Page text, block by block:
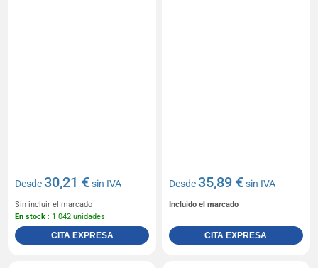
Desde30,21 €sin IVA
Sin incluir el marcado
En stock : 1 042 unidades
CITA EXPRESA
Desde35,89 €sin IVA
Incluido el marcado
CITA EXPRESA